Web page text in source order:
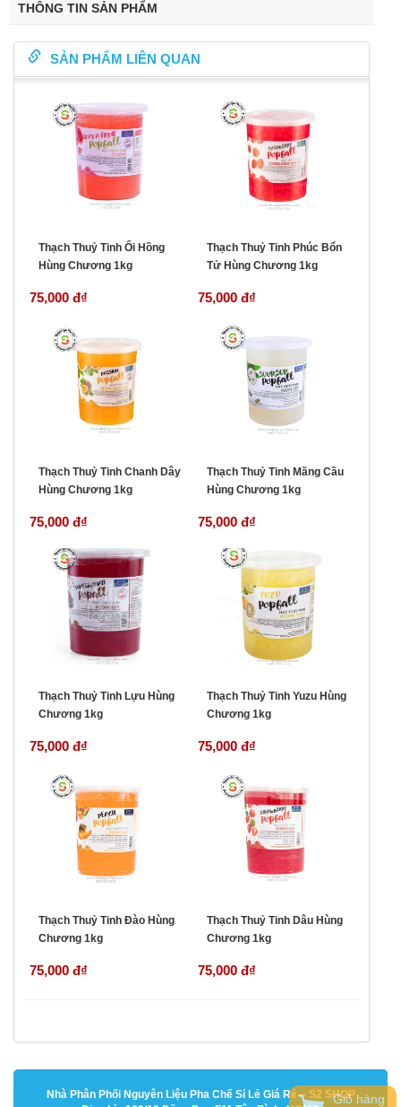
THÔNG TIN SẢN PHẨM
SẢN PHẨM LIÊN QUAN
Thạch Thuỷ Tinh Ổi Hồng
Hùng Chương 1kg
75,000 đ₫
Thạch Thuỷ Tinh Phúc Bổn
Tử Hùng Chương 1kg
75,000 đ₫
Thạch Thuỷ Tinh Chanh Dây
Hùng Chương 1kg
75,000 đ₫
Thạch Thuỷ Tinh Mãng Cầu
Hùng Chương 1kg
75,000 đ₫
Thạch Thuỷ Tinh Lựu Hùng
Chương 1kg
75,000 đ₫
Thạch Thuỷ Tinh Yuzu Hùng
Chương 1kg
75,000 đ₫
Thạch Thuỷ Tinh Đào Hùng
Chương 1kg
75,000 đ₫
Thạch Thuỷ Tinh Dâu Hùng
Chương 1kg
75,000 đ₫
Nhà Phân Phối Nguyên Liệu Pha Chế Sỉ Lẻ Giá Rẻ – S2 SHOPGiỏ hàng